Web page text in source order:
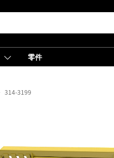
零件
314-3199